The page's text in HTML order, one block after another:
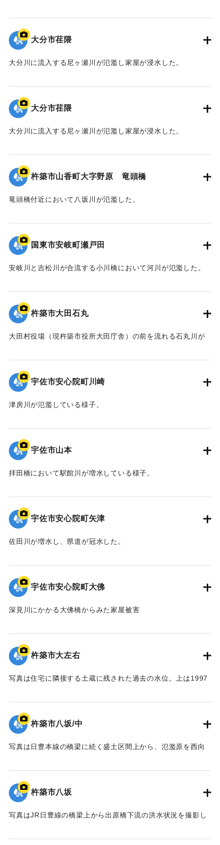
｜固有コード:01064023
大分市荏隈
大分川に流入する尼ヶ瀬川が氾濫し家屋が浸水した。
｜固有コード:01064022
大分市荏隈
大分川に流入する尼ヶ瀬川が氾濫し家屋が浸水した。
｜固有コード:01064021
杵築市山香町大字野原 竜頭橋
竜頭橋付近において八坂川が氾濫した。
｜固有コード:01064019
国東市安岐町瀬戸田
安岐川と吉松川が合流する小川橋において河川が氾濫した。
｜固有コード:01064018
杵築市大田石丸
大田村役場（現杵築市役所大田庁舎）の前を流れる石丸川が
｜固有コード:
宇佐市安心院町川崎
津房川が氾濫している様子。
｜固有コード:01064016
宇佐市山本
拝田橋において駅館川が増水している様子。
｜固有コード:01064015
宇佐市安心院町矢津
佐田川が増水し、県道が冠水した。
｜固有コード:01064014
宇佐市安心院町大佛
深見川にかかる大佛橋からみた家屋被害
｜固有コード:01064013
杵築市大左右
写真は住宅に隣接する土蔵に残された過去の水位。上は1997
は大左右地区で5ｍの増水。標高19ｍの水準まで水が達したこ
とがわかる。
【出典：カブトガニの棲む干潟 : 八坂川の河川改修と環境保
全（大分県土木建築部河川課、1999）（平井義人氏の報告に
｜固有コード:
杵築市八坂/中
写真は日豊本線の橋梁に続く盛土区間上から、氾濫原を西向
に沿って生育している河畔林。樹林帯より手前はすべて氾濫
域で、水田地帯とあっているが完全に水没している。JRの盛
土区間が堤防の役割を果たして洪水流が流れ下るのを阻止し
全（大分県土木建築部河川課、1999）（平井義人氏の報告に
杵築市八坂
写真はJR日豊線の橋梁上から出原橋下流の洪水状況を撮影し
とんど水没し、洪水流が堤内地に激しく氾濫していることが